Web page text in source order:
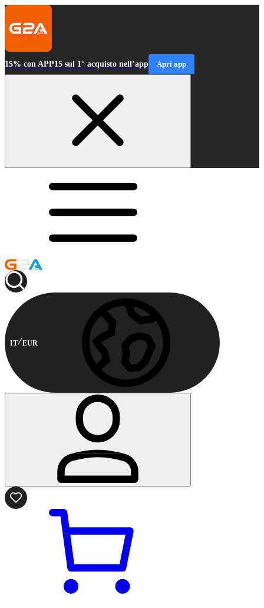
15% con APP15 sul 1° acquisto nell’app Apri app
IT EUR